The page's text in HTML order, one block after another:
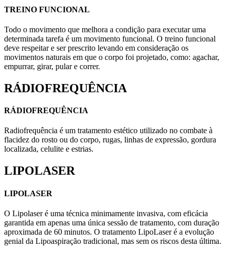
TREINO FUNCIONAL
Todo o movimento que melhora a condição para executar uma
determinada tarefa é um movimento funcional. O treino funcional
deve respeitar e ser prescrito levando em consideração os
movimentos naturais em que o corpo foi projetado, como: agachar,
empurrar, girar, pular e correr.
RÁDIOFREQUÊNCIA
RÁDIOFREQUÊNCIA
Radiofrequência é um tratamento estético utilizado no combate à
flacidez do rosto ou do corpo, rugas, linhas de expressão, gordura
localizada, celulite e estrias.
LIPOLASER
LIPOLASER
O Lipolaser é uma técnica minimamente invasiva, com eficácia
garantida em apenas uma única sessão de tratamento, com duração
aproximada de 60 minutos. O tratamento LipoLaser é a evolução
genial da Lipoaspiração tradicional, mas sem os riscos desta última.